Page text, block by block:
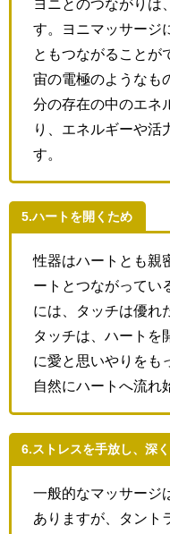
ヨニとのつながりは
す。ヨニマッサージ
ともつながることが
宙の電極のようなも
分の存在の中のエネ
り、エネルギーや活
す。
5.ハートを開くため
性器はハートとも親
ートとつながってい
には、タッチは優れ
タッチは、ハートを
に愛と思いやりをも
自然にハートへ流れ
6.ストレスを手放し、深
一般的なマッサージ
ありますが、タント